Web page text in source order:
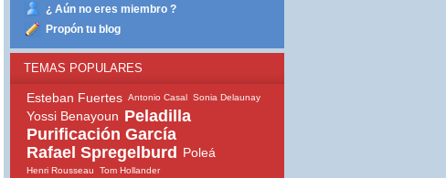
¿ Aún no eres miembro ?
Propón tu blog
TEMAS POPULARES
Esteban Fuertes Antonio Casal Sonia Delaunay
Yossi Benayoun Peladilla
Purificación García
Rafael Spregelburd
Poleá
Henri Rousseau Tom Hollander